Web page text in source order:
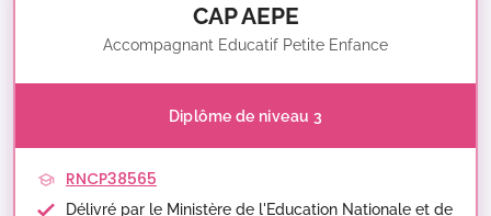
CAP AEPE
Accompagnant Educatif Petite Enfance
Diplôme de niveau 3
RNCP38565
Délivré par le Ministère de l'Education Nationale et de